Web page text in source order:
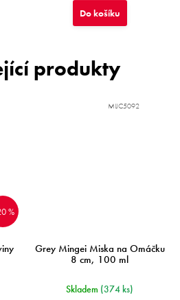
Do košíku
produkty
%
Grey Mingei Miska na Omáčku
8 cm, 100 ml
Skladem (374 ks)
MIJC5092